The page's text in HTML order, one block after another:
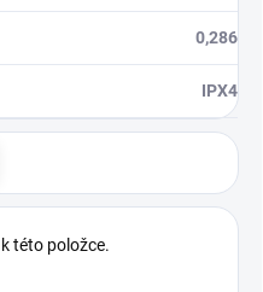
0,286
IPX4
této položce.